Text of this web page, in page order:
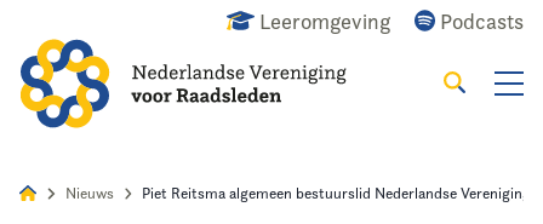
Leeromgeving Podcasts
Zoeken
Nieuws Piet Reitsma algemeen bestuurslid Nederlandse Vereniging